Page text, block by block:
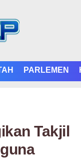
PARLEMEN
Takjil